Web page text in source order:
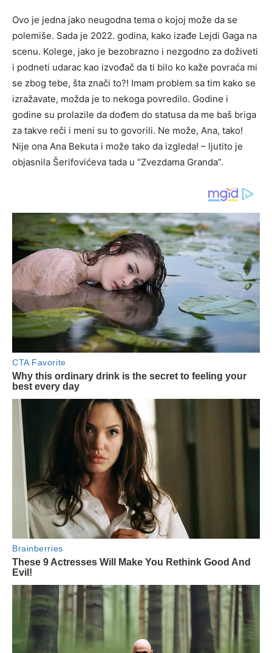
Ovo je jedna jako neugodna tema o kojoj može da se
polemiše. Sada je 2022. godina, kako izađe Lejdi Gaga na
scenu. Kolege, jako je bezobrazno i nezgodno za doživeti
i podneti udarac kao izvođač da ti bilo ko kaže povraća mi
se zbog tebe, šta znači to?! Imam problem sa tim kako se
izražavate, možda je to nekoga povredilo. Godine i
godine su prolazile da dođem do statusa da me baš briga
za takve reči i meni su to govorili. Ne može, Ana, tako!
Nije ona Ana Bekuta i može tako da izgleda! – ljutito je
objasnila Šerifovićeva tada u “Zvezdama Granda”.